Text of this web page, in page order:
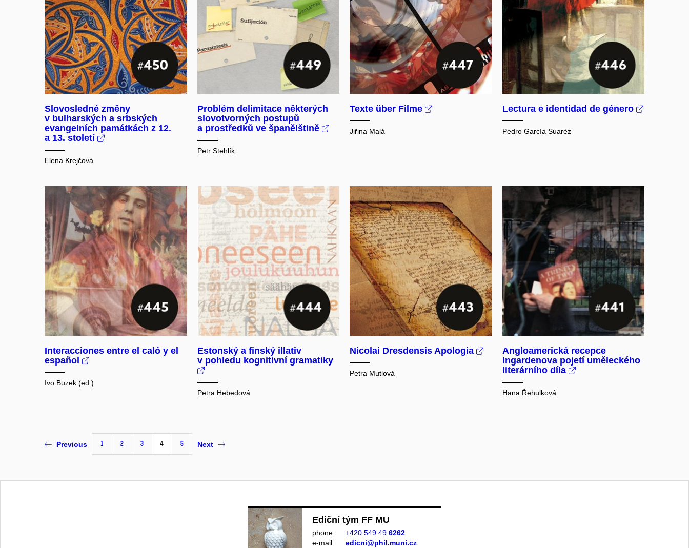
Slovosledné změny
v bulharských a srbských
evangelních památkách z 12.
a 13. století
Elena Krejčová
Problém delimitace některých
slovotvorných postupů
a prostředků ve španělštině
Petr Stehlík
Texte über Filme
Jiřina Malá
Lectura e identidad de género
Pedro García Suaréz
Interacciones entre el caló y el
español
Ivo Buzek (ed.)
Estonský a finský illativ
v pohledu kognitivní gramatiky
Petra Hebedová
Nicolai Dresdensis Apologia
Petra Mutlová
Angloamerická recepce
Ingardenova pojetí uměleckého
literárního díla
Hana Řehulková
Previous 1 2 3 4 5 Next
Ediční tým FF MU
phone: +420 549 49 6262
e‑mail:
edicni@phil.muni.cz